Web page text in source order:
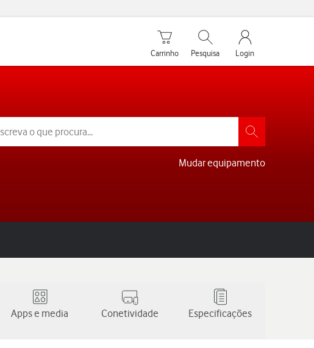
Carrinho de compras
Carrinho
Pesquisar
Pesquisa
My Vodafone
Login
Mudar equipamento
Apps e media Conetividade Especificações